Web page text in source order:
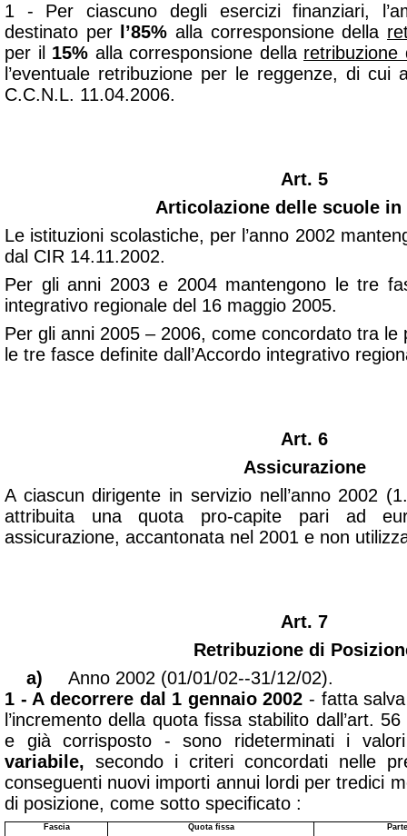
1 - Per ciascuno degli esercizi finanziari,
destinato per
l’85% alla corresponsione della
per il 15% alla corresponsione della retribuzione
l’eventuale retribuzione per le reggenze, di cui
C.C.N.L. 11.04.2006.
Art. 5
Articolazione delle scuole in
Le istituzioni scolastiche, per l’anno 2002
dal CIR 14.11.2002.
Per gli anni 2003 e 2004 mantengono le tre
integrativo regionale del 16 maggio 2005.
Per gli anni 2005 – 2006, come concordato tra le
le tre fasce definite dall’Accordo integrativo
Art. 6
Assicurazione
A ciascun dirigente in servizio nell’anno 2002
attribuita una quota pro-capite pari ad
assicurazione, accantonata nel 2001 e non
Art. 7
Retribuzione di
a)
Anno 2002 (01/01/02--31/12/02).
1 - A decorrere dal 1 gennaio 2002- fatta
l’incremento della quota fissa stabilito dall’art.
e già corrisposto - sono rideterminati i
variabile, secondo i criteri concordati nelle
conseguenti nuovi importi annui lordi per tredici
di posizione, come sotto specificato :
Fascia Quota fissa